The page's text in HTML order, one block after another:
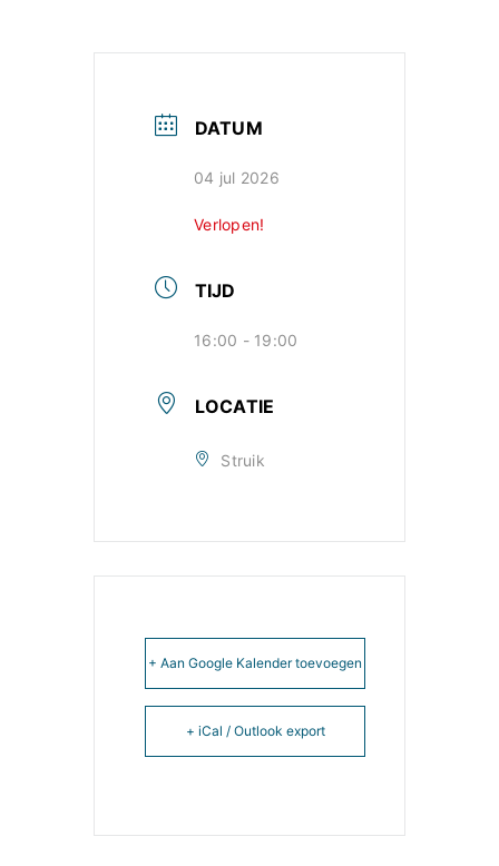
DATUM
04 jul 2026
Verlopen!
TIJD
16:00 - 19:00
LOCATIE
Struik
+ Aan Google Kalender toevoegen
+ iCal / Outlook export